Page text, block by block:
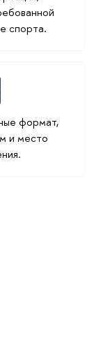
спорта.
формат,
и место